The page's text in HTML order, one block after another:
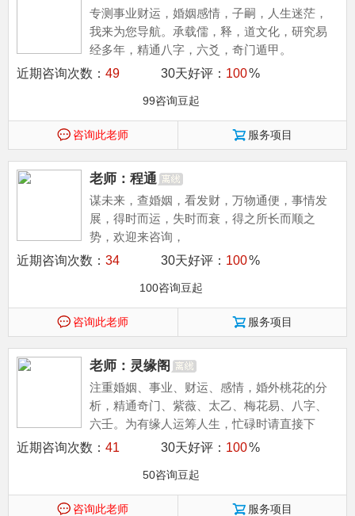
专测事业财运，婚姻感情，子嗣，人生迷茫，
我来为您导航。承载儒，释，道文化，研究易
经多年，精通八字，六爻，奇门遁甲。
近期咨询次数： 49 30天好评： 100%
99咨询豆起
咨询此老师 服务项目
老师：程通
谋未来，查婚姻，看发财，万物通便，事情发
展，得时而运，失时而衰，得之所长而顺之
势，欢迎来咨询，
近期咨询次数： 34 30天好评： 100%
100咨询豆起
咨询此老师 服务项目
老师：灵缘阁
注重婚姻、事业、财运、感情，婚外桃花的分
析，精通奇门、紫薇、太乙、梅花易、八字、
六壬。为有缘人运筹人生，忙碌时请直接下
单。
近期咨询次数： 41 30天好评： 100%
50咨询豆起
咨询此老师 服务项目